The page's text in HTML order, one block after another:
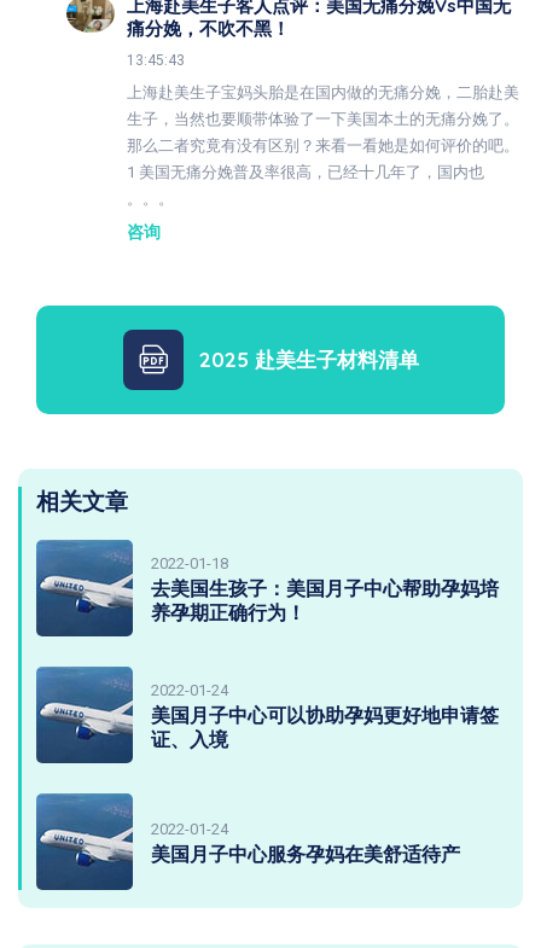
上海赴美生子客人点评：美国无痛分娩vs中国无
痛分娩，不吹不黑！
13:45:43
上海赴美生子宝妈头胎是在国内做的无痛分娩，二胎赴美
生子，当然也要顺带体验了一下美国本土的无痛分娩了。
那么二者究竟有没有区别？来看一看她是如何评价的吧。
1 美国无痛分娩普及率很高，已经十几年了，国内也
。。。
咨询
2025 赴美生子材料清单
相关文章
2022-01-18
去美国生孩子：美国月子中心帮助孕妈培
养孕期正确行为！
2022-01-24
美国月子中心可以协助孕妈更好地申请签
证、入境
2022-01-24
美国月子中心服务孕妈在美舒适待产